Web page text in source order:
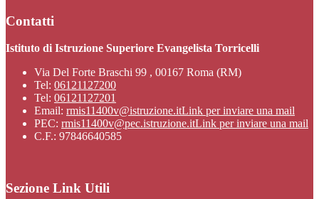
Contatti
Istituto di Istruzione Superiore Evangelista Torricelli
Via Del Forte Braschi 99 , 00167 Roma (RM)
Tel: 06121127200
Tel: 06121127201
Email: rmis11400v@istruzione.itLink per inviare una mail
PEC: rmis11400v@pec.istruzione.itLink per inviare una mail
C.F.: 97846640585
Sezione Link Utili